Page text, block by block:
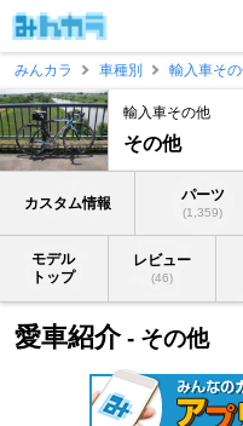
みんカラ
車種別 輸入車そ
輸入車その他
その他
カスタム情報 パーツ
(1,359)
モデル
トップ
レビュー
(46)
愛車紹介- その他